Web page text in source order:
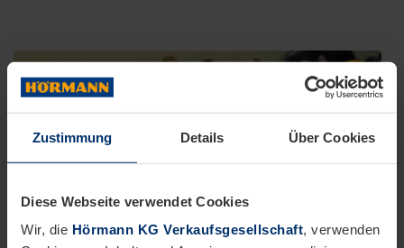
Zustimmung Details Über Cookies
Diese Webseite verwendet Cookies
Wir, die Hörmann KG Verkaufsgesellschaft, verwenden